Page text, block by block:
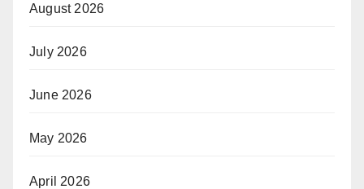
August 2026
July 2026
June 2026
May 2026
April 2026